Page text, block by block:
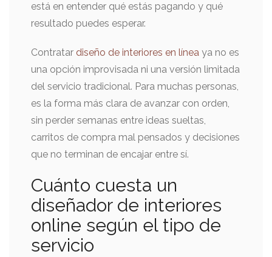
está en entender qué estás pagando y qué
resultado puedes esperar.
Contratar diseño de interiores en línea ya no es
una opción improvisada ni una versión limitada
del servicio tradicional. Para muchas personas,
es la forma más clara de avanzar con orden,
sin perder semanas entre ideas sueltas,
carritos de compra mal pensados y decisiones
que no terminan de encajar entre sí.
Cuánto cuesta un
diseñador de interiores
online según el tipo de
servicio